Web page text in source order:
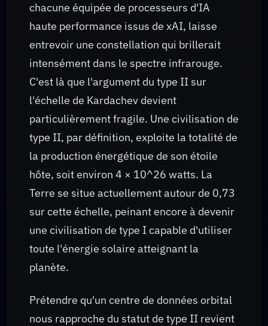
chacune équipée de processeurs d'IA
haute performance issus de xAI, laisse
entrevoir une constellation qui brillerait
intensément dans le spectre infrarouge.
C'est là que l'argument du type II sur
l'échelle de Kardachev devient
particulièrement fragile. Une civilisation de
type II, par définition, exploite la totalité de
la production énergétique de son étoile
hôte, soit environ 4 × 10^26 watts. La
Terre se situe actuellement autour de 0,73
sur cette échelle, peinant encore à devenir
une civilisation de type I capable d'utiliser
toute l'énergie solaire atteignant la
planète.
Prétendre qu'un centre de données orbital
nous rapproche du statut de type II revient